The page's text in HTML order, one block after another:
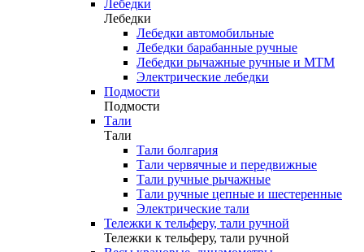
Лебедки
Лебедки
Лебедки автомобильные
Лебедки барабанные ручные
Лебедки рычажные ручные и МТМ
Электрические лебедки
Подмости
Подмости
Тали
Тали
Тали болгария
Тали червячные и передвижные
Тали ручные рычажные
Тали ручные цепные и шестеренные
Электрические тали
Тележки к тельферу, тали ручной
Тележки к тельферу, тали ручной